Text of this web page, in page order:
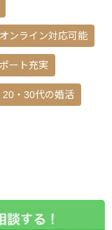
オンライン対応可能
ート充実
20・30代の婚活